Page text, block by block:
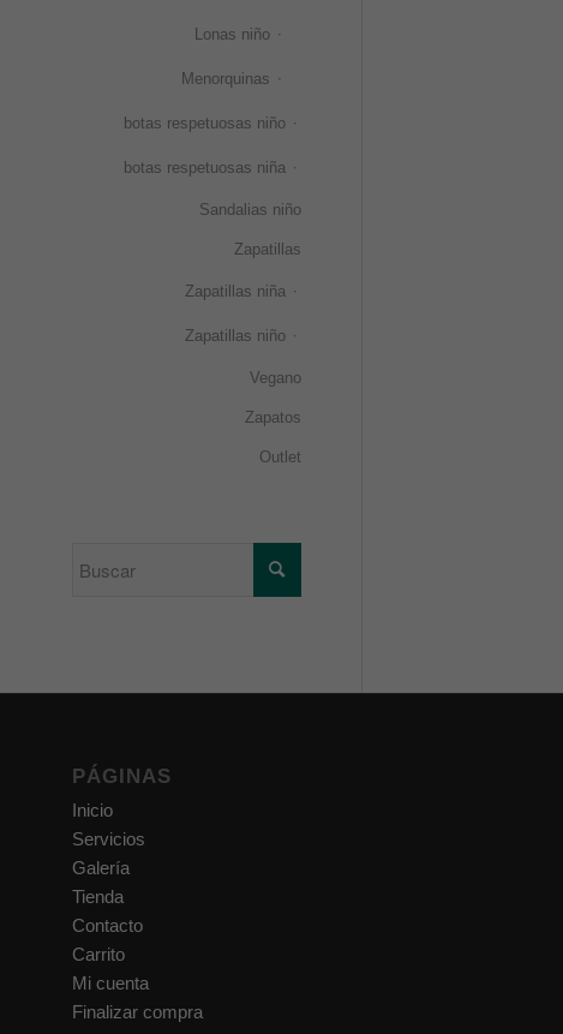
Lonas niño
Menorquinas
botas respetuosas niño
botas respetuosas niña
Sandalias niño
Zapatillas
Zapatillas niña
Zapatillas niño
Vegano
Zapatos
Outlet
PÁGINAS
Inicio
Servicios
Galería
Tienda
Contacto
Carrito
Mi cuenta
Finalizar compra